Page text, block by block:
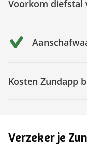
Voorkom diefstal
Kosten Zundapp
Verzeker je